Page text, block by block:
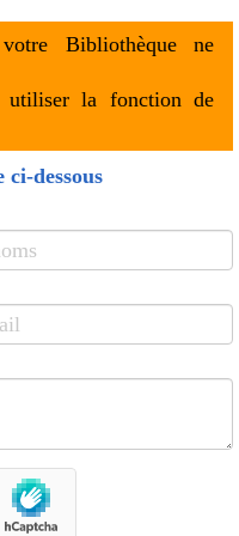
Bibliothèque ne
utiliser la fonction de
ci-dessous